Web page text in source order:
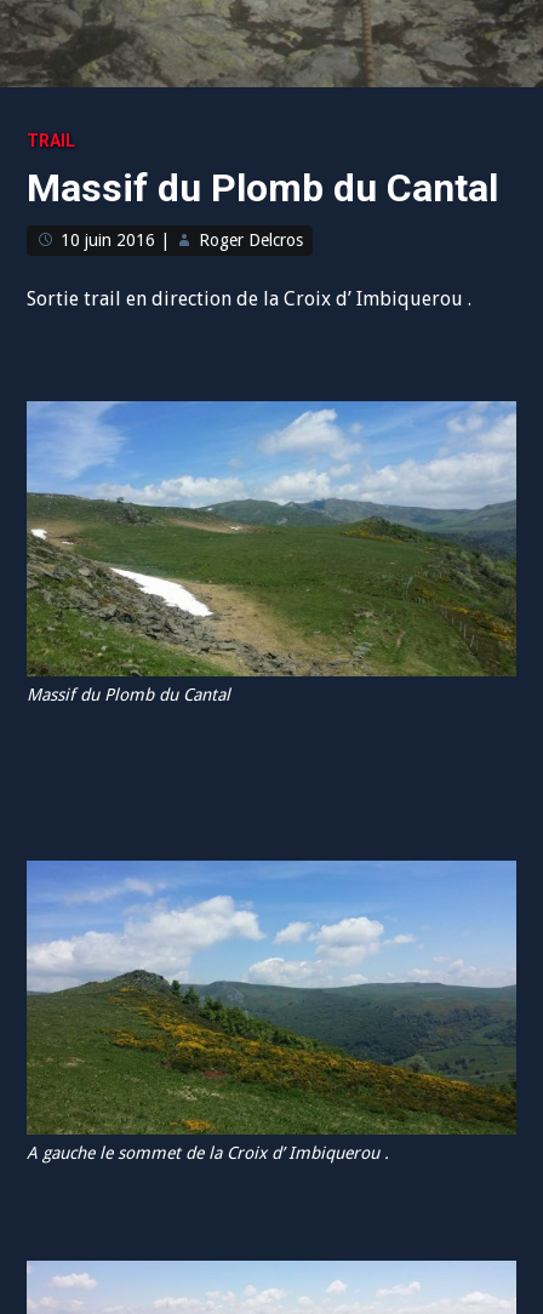
TRAIL
Massif du Plomb du Cantal
10 juin 2016 Roger Delcros
Sortie trail en direction de la Croix d’ Imbiquerou .
Massif du Plomb du Cantal
A gauche le sommet de la Croix d’ Imbiquerou .